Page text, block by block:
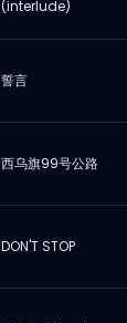
(interlude)
誓言
西乌旗99号公路
DON'T STOP